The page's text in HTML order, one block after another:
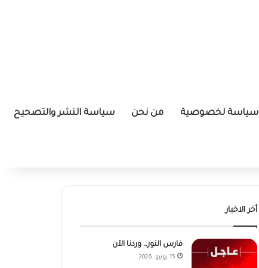
سياسة لخصوصية من نحن سياسة النشر والتصحيح
أخر الاخبار
فارس النور… وردنا الآن
15 يونيو، 2026